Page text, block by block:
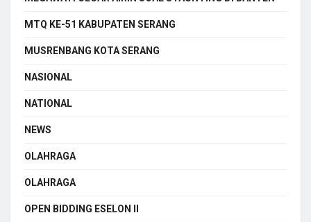
MTQ KE-51 KABUPATEN SERANG
MUSRENBANG KOTA SERANG
NASIONAL
NATIONAL
NEWS
OLAHRAGA
OLAHRAGA
OPEN BIDDING ESELON II